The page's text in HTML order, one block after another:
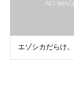
エゾシカだらけ。